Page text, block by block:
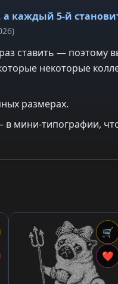
каждый 5-й
ставить — поэтому
некоторые
размерах.
в мини-типографии,
🛒
❤